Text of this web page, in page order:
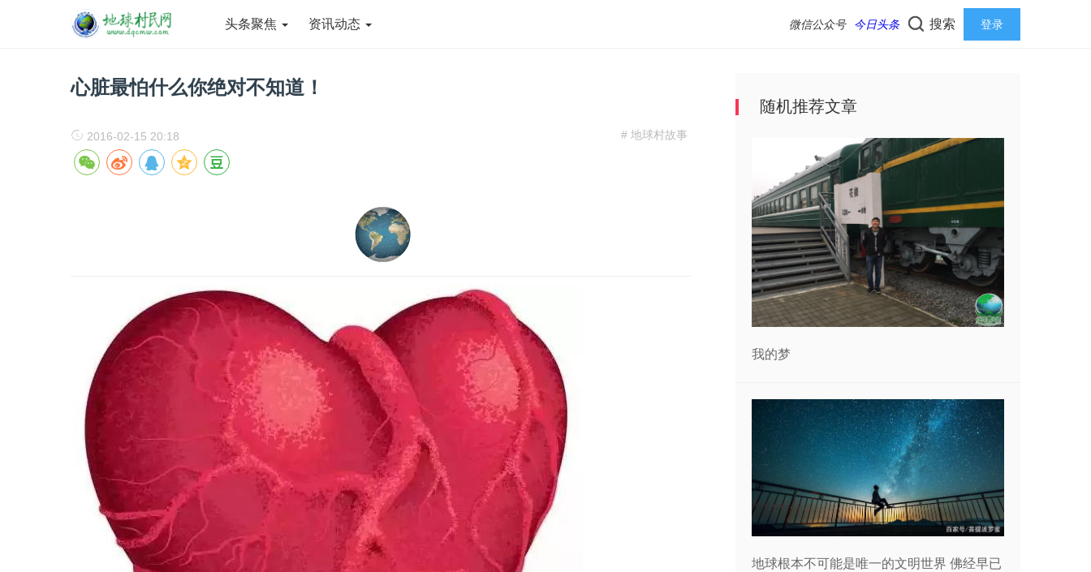
头条聚焦 资讯动态 微信公众号 今日头条 搜索 登录
心脏最怕什么你绝对不知道！
# 地球村故事
2016-02-15 20:18
随机推荐文章
我的梦
地球根本不可能是唯一的文明世界 佛经早已